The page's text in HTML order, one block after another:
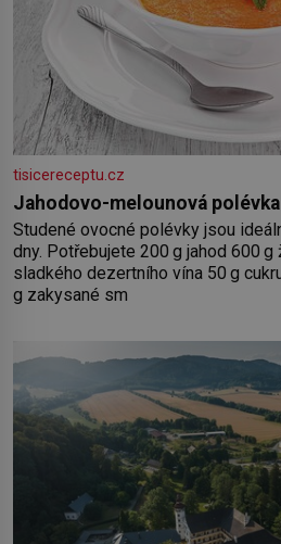
tisicereceptu.cz
Jahodovo-melounová polévka
Studené ovocné polévky jsou
dny. Potřebujete 200 g jahod 600 g žlutého melounu 100 ml
sladkého dezertního vína 50 g
g zakysané sm